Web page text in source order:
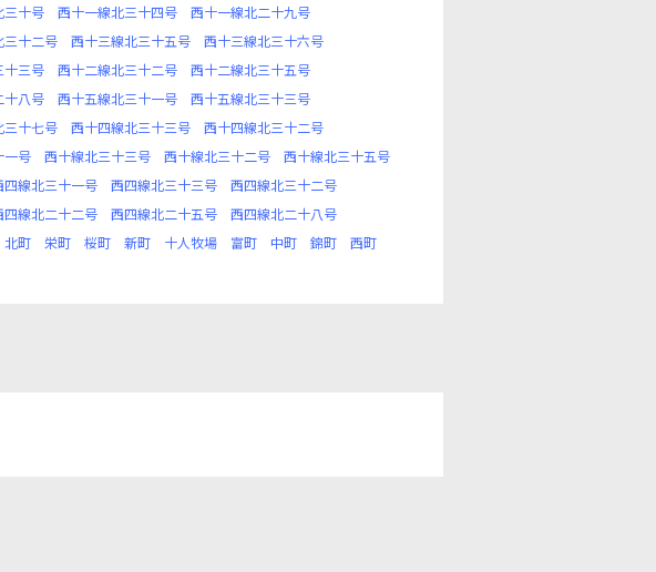
三十号 西十一線北三十四号
西十一線北二十九号
三十二号 西十三線北三十五号
西十三線北三十六号
十三号 西十二線北三十二号
西十二線北三十五号
十八号 西十五線北三十一号
西十五線北三十三号
三十七号 西十四線北三十三号
西十四線北三十二号
一号 西十線北三十三号 西十線北三十二号
西十線北三十五号
四線北三十一号 西四線北三十三号
西四線北三十二号
四線北二十二号 西四線北二十五号
西四線北二十八号
北町 栄町 桜町 新町 十人牧場 富町 中町 錦町
西町